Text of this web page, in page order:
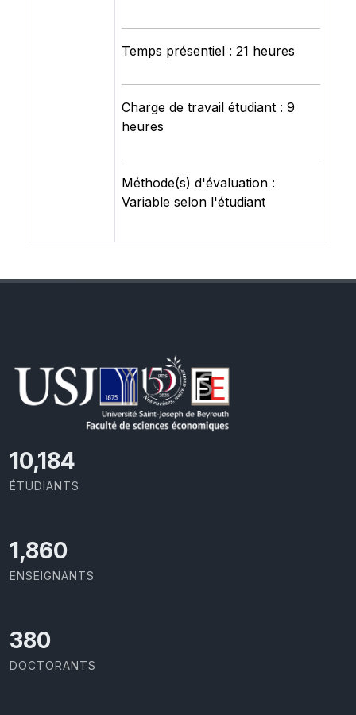
Temps présentiel : 21 heures
Charge de travail étudiant : 9
heures
Méthode(s) d'évaluation :
Variable selon l'étudiant
10,801
ÉTUDIANTS
1,973
ENSEIGNANTS
403
DOCTORANTS